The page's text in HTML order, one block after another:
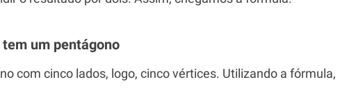
um pentágono
com cinco lados, logo, cinco vértices. Utilizando a fórmula,